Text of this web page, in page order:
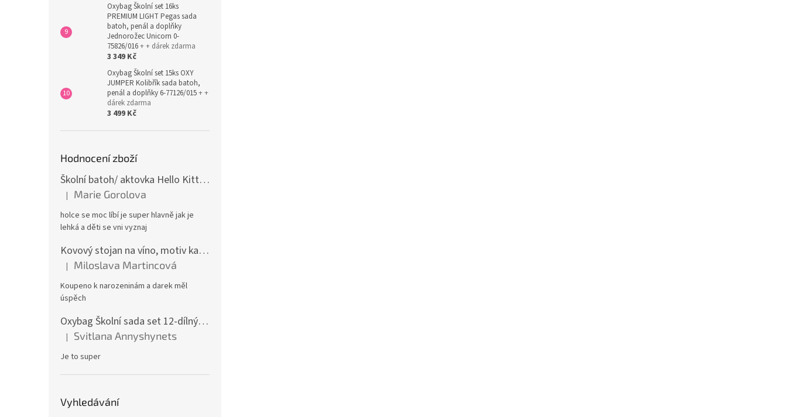
Oxybag Školní set 16ks
PREMIUM LIGHT Pegas sada
batoh, penál a doplňky
Jednorožec Unicorn 0-
75826/016+ + dárek zdarma
3 349 Kč
Oxybag Školní set 15ks OXY
JUMPER Kolibřík sada batoh,
penál a doplňky 6-77126/015+ +
dárek zdarma
3 499 Kč
Hodnocení zboží
Školní batoh/ aktovka Hello Kitty, růžová
Hodnocení produktu je 5 z 5 hvězdiček.
| Marie Gorolova
holce se moc líbí je super hlavně jak je
lehká a děti se vni vyznaj
Kovový stojan na víno, motiv kamion
Hodnocení produktu je 5 z 5 hvězdiček.
| Miloslava Martincová
Koupeno k narozeninám a darek měl
úspěch
Oxybag Školní sada set 12-dílný OXY GO Playworld ve stylu Minecraft - batoh, penál, sáček a doplňky 0-47126/012
Hodnocení produktu je 5 z 5 hvězdiček.
| Svitlana Annyshynets
Je to super
Vyhledávání